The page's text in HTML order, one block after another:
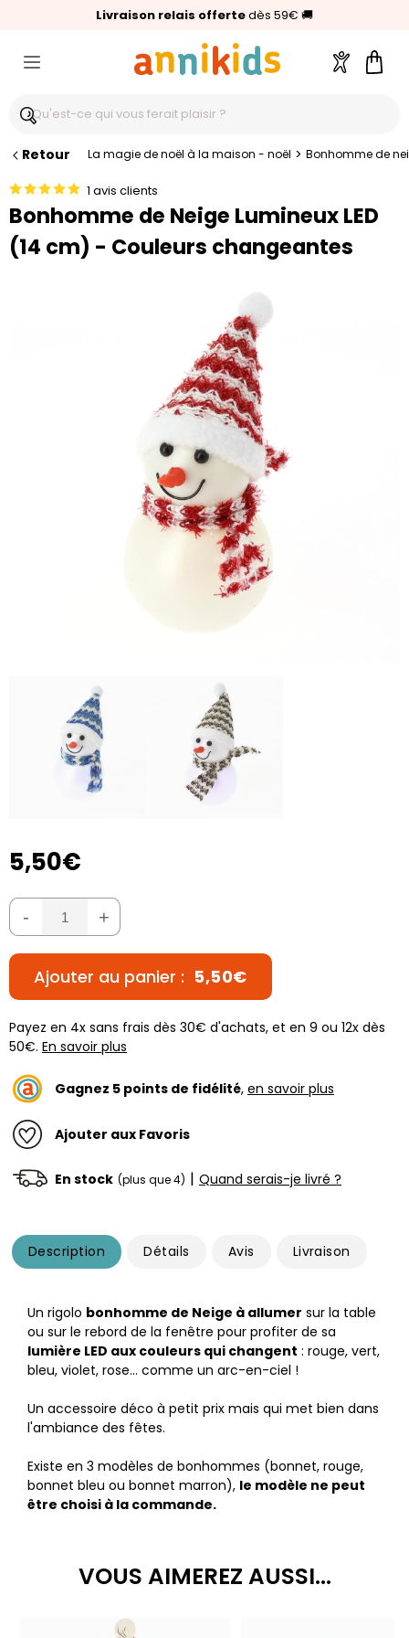
Livraison relais offertedès 59€ 🚚
🥇Palmarès Capital 2025 :Annikids N°1
⭐⭐⭐⭐⭐4,6/5(24 000 avis clients)
Compte
Retour La magie de noël à la maison - noël > Bonhomme de
1 avis clients
Bonhomme de Neige Lumineux LED
(14 cm) - Couleurs changeantes
5,50€
- +
Ajouter au panier : 5,50€
Payez en 4x sans frais dès 30€ d'achats, et en 9 ou 12x dès
50€. En savoir plus
Gagnez 5 points de fidélité, en savoir plus
Ajouter aux Favoris
En stock (plus que 4) | Quand serais-je livré ?
Description Détails Avis Livraison
Un rigolo bonhomme de Neige à allumer sur la table
ou sur le rebord de la fenêtre pour profiter de sa
lumière LED aux couleurs qui changent : rouge, vert,
bleu, violet, rose… comme un arc-en-ciel !
Un accessoire déco à petit prix mais qui met bien dans
l'ambiance des fêtes.
Existe en 3 modèles de bonhommes (bonnet, rouge,
bonnet bleu ou bonnet marron), le modèle ne peut
être choisi à la commande.
VOUS AIMEREZ AUSSI...